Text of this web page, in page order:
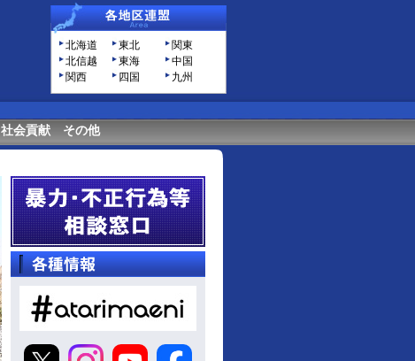
北海道 東北
関東
北信越
東海
中国
関西
四国 九州
社会貢献 その他